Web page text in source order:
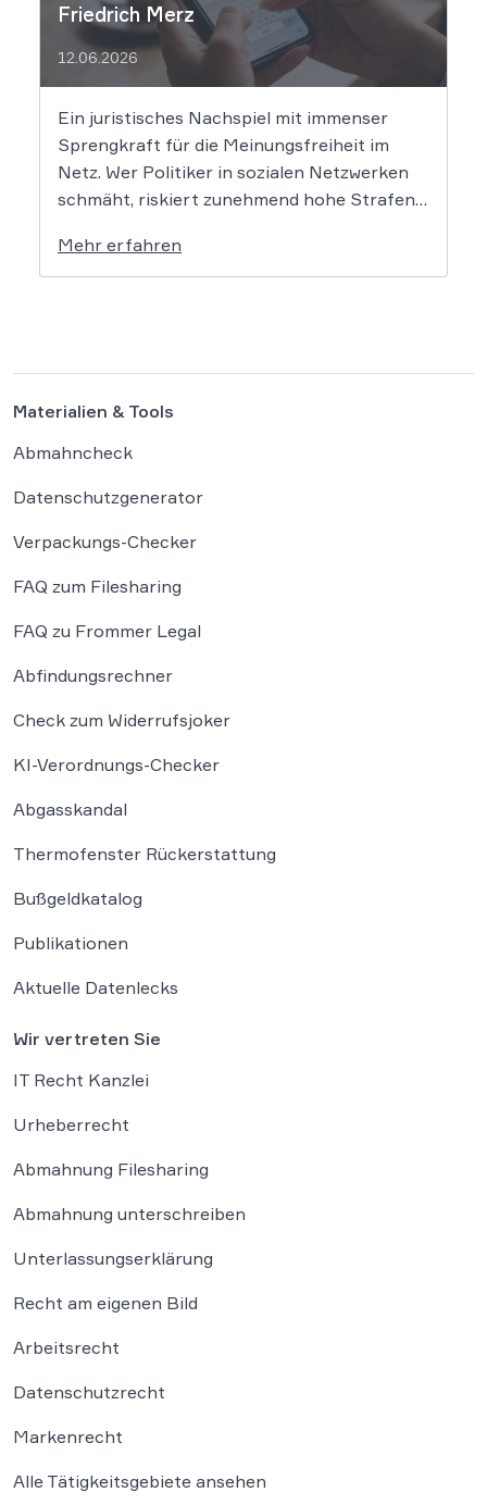
Friedrich Merz
12.06.2026
Ein juristisches Nachspiel mit immenser
Sprengkraft für die Meinungsfreiheit im
Netz. Wer Politiker in sozialen Netzwerken
schmäht, riskiert zunehmend hohe Strafen.
einen Facebook-Nutzer eine empfindliche
Geldstrafe verhängt, weil dieser den
Mehr erfahren
Materialien & Tools
Abmahncheck
Datenschutzgenerator
Verpackungs-Checker
FAQ zum Filesharing
FAQ zu Frommer Legal
Abfindungsrechner
Check zum Widerrufsjoker
KI-Verordnungs-Checker
Abgasskandal
Thermofenster Rückerstattung
Bußgeldkatalog
Publikationen
Aktuelle Datenlecks
Wir vertreten Sie
IT Recht Kanzlei
Urheberrecht
Abmahnung Filesharing
Abmahnung unterschreiben
Unterlassungserklärung
Recht am eigenen Bild
Arbeitsrecht
Datenschutzrecht
Markenrecht
Alle Tätigkeitsgebiete ansehen